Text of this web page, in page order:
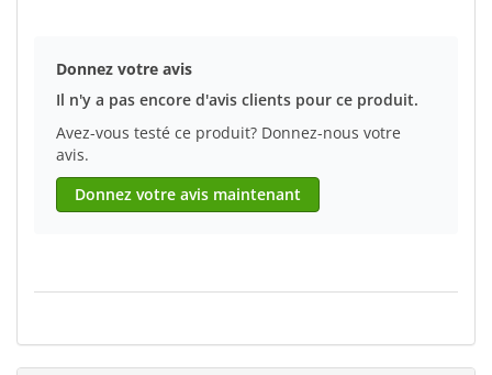
Donnez votre avis
Il n'y a pas encore d'avis clients pour ce produit.
Avez-vous testé ce produit? Donnez-nous votre
avis.
Donnez votre avis maintenant